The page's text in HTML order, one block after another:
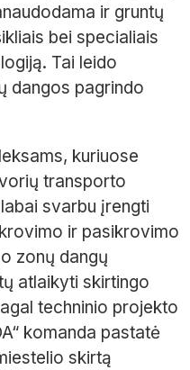
ir gruntų
bei specialiais
Tai leido
dangos pagrindo
kuriuose
transporto
svarbu įrengti
ir pasikrovimo
zonų dangų
atlaikyti skirtingo
techninio projekto
komanda pastatė
skirtą